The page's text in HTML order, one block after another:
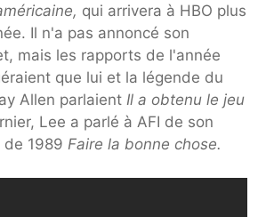
qui arrivera à HBO plus
Il n'a pas annoncé son
mais les rapports de l'année
que lui et la légende du
Allen parlaient Il a obtenu le jeu
Lee a parlé à AFI de son
1989 Faire la bonne chose.